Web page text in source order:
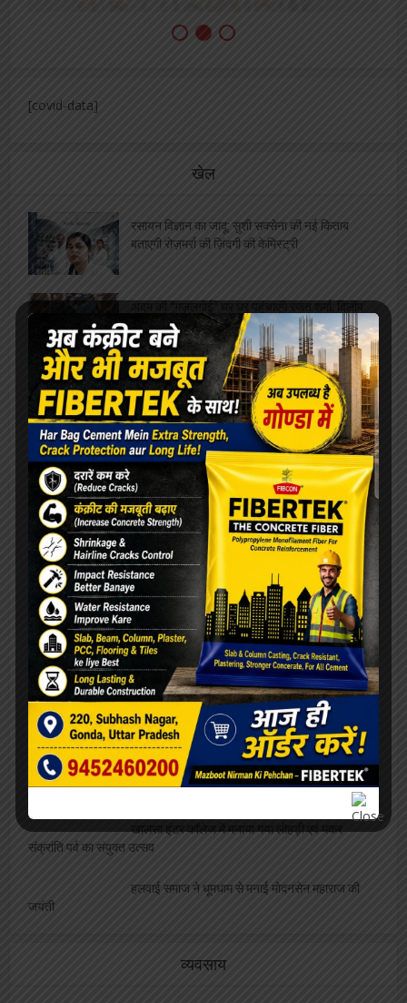
बताएगी रोज़मर्रा की ज़िंदगी की केमिस्ट्री
अदम की “गज़लगोई” घर घर पहुंचाएंगे रजत शर्मा, दिलीप
गोंडवी ने की भेंट
कीर्तिवर्धन सिंह पहुंचे मैक्स और एम्स, अग्निकांड के
घायलों का जाना हाल
चित्रांश कल्याण समिति का होली मिलन समारोह, बच्चों
की प्रस्तुति ने मोहा मन
होली को लेकर जिला प्रशासन की संयुक्त टीम सजग,
आपात स्थिति के लिए मेडिकल कालेज अस्पताल तैयार
होली को लेकर निकाली गईं जागरूकता रैली, छात्रों सहित
गणमान्य नागरिकों ने लिया भाग
प्रधानमंत्री मोदी हैं बलात्कारी, राष्ट्पति तक पहुंची
बर्खास्त करने की मांग
तड़फते व्यक्ति की सहायता की जगह उचक्के ले भागे
मोबाइल, जेब भी दिखे टटोलते
खालसा इंटर कॉलेज में मनाया गया लोहड़ी एवं मकर
संक्रांति पर्व का संयुक्त उत्सव
हलवाई समाज ने धूमधाम से मनाई मोदनसेन महाराज की
जयंती
व्यवसाय